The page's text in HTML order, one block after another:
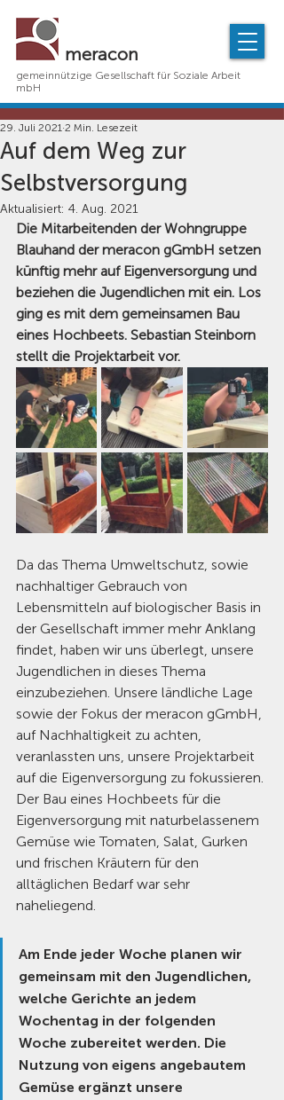
meracon
gemeinnützige Gesellschaft für Soziale Arbeit
mbH
Auf dem Weg zur
Selbstversorgung
29. Juli 2021 2 Min. Lesezeit
Aktualisiert: 4. Aug. 2021
Die Mitarbeitenden der Wohngruppe
Blauhand der meracon gGmbH setzen
künftig mehr auf Eigenversorgung und
beziehen die Jugendlichen mit ein. Los
ging es mit dem gemeinsamen Bau
eines Hochbeets. Sebastian Steinborn
stellt die Projektarbeit vor.
Da das Thema Umweltschutz, sowie
nachhaltiger Gebrauch von
Lebensmitteln auf biologischer Basis in
der Gesellschaft immer mehr Anklang
findet, haben wir uns überlegt, unsere
Jugendlichen in dieses Thema
einzubeziehen. Unsere ländliche Lage
sowie der Fokus der meracon gGmbH,
auf Nachhaltigkeit zu achten,
veranlassten uns, unsere Projektarbeit
auf die Eigenversorgung zu fokussieren.
Der Bau eines Hochbeets für die
Eigenversorgung mit naturbelassenem
Gemüse wie Tomaten, Salat, Gurken
und frischen Kräutern für den
alltäglichen Bedarf war sehr
naheliegend.
Am Ende jeder Woche planen wir
gemeinsam mit den Jugendlichen,
welche Gerichte an jedem
Wochentag in der folgenden
Woche zubereitet werden. Die
Nutzung von eigens angebautem
Gemüse ergänzt unsere